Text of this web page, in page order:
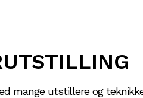
mange utstillere og